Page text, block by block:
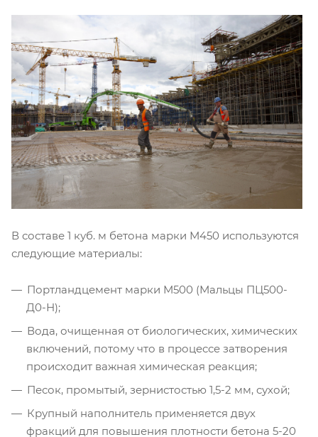
В составе 1 куб. м бетона марки М450 используются
следующие материалы:
Портландцемент марки М500 (Мальцы ПЦ500-
Д0-Н);
Вода, очищенная от биологических, химических
включений, потому что в процессе затворения
происходит важная химическая реакция;
Песок, промытый, зернистостью 1,5-2 мм, сухой;
Крупный наполнитель применяется двух
фракций для повышения плотности бетона 5-20